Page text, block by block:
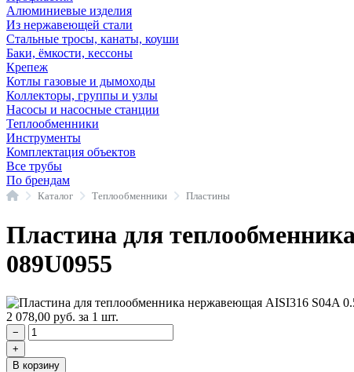
Алюминиевые изделия
Из нержавеющей стали
Стальные тросы, канаты, коуши
Баки, ёмкости, кессоны
Крепеж
Котлы газовые и дымоходы
Коллекторы, группы и узлы
Насосы и насосные станции
Теплообменники
Инструменты
Комплектация объектов
Все трубы
По брендам
ГлавнаяКаталог Теплообменники Пластины
Пластина для
089U0955
2 078,00 руб. за 1 шт.
−
+
В корзину